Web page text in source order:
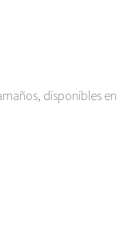
disponibles